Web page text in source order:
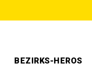
BEZIRKS-HEROS